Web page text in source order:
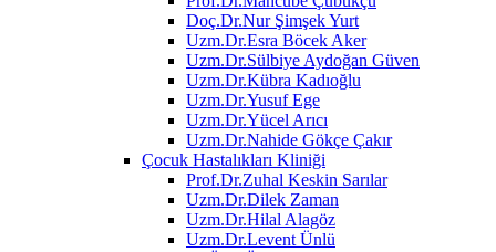
Doç.Dr.Nur Şimşek Yurt
Uzm.Dr.Esra Böcek Aker
Uzm.Dr.Sülbiye Aydoğan Güven
Uzm.Dr.Kübra Kadıoğlu
Uzm.Dr.Yusuf Ege
Uzm.Dr.Yücel Arıcı
Uzm.Dr.Nahide Gökçe Çakır
Çocuk Hastalıkları Kliniği
Prof.Dr.Zuhal Keskin Sarılar
Uzm.Dr.Dilek Zaman
Uzm.Dr.Hilal Alagöz
Uzm.Dr.Levent Ünlü